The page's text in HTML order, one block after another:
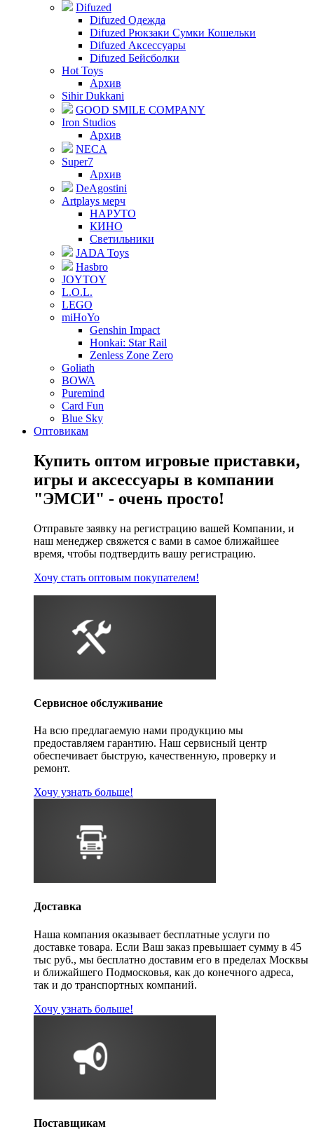
Difuzed
Difuzed Одежда
Difuzed Рюкзаки Сумки Кошельки
Difuzed Аксессуары
Difuzed Бейсболки
Hot Toys
Архив
Sihir Dukkani
GOOD SMILE COMPANY
Iron Studios
Архив
NECA
Super7
Архив
DeAgostini
Artplays мерч
НАРУТО
КИНО
Светильники
JADA Toys
Hasbro
JOYTOY
L.O.L.
LEGO
miHoYo
Genshin Impact
Honkai: Star Rail
Zenless Zone Zero
Goliath
BOWA
Puremind
Card Fun
Blue Sky
Оптовикам
Купить оптом игровые приставки,
игры и аксессуары в компании
"ЭМСИ" - очень просто!
Отправьте заявку на регистрацию вашей Компании, и
наш менеджер свяжется с вами в самое ближайшее
время, чтобы подтвердить вашу регистрацию.
Хочу стать оптовым покупателем!
Сервисное обслуживание
На всю предлагаемую нами продукцию мы
предоставляем гарантию. Наш сервисный центр
обеспечивает быструю, качественную, проверку и
ремонт.
Хочу узнать больше!
Доставка
Наша компания оказывает бесплатные услуги по
доставке товара. Если Ваш заказ превышает сумму в 45
тыс руб., мы бесплатно доставим его в пределах Москвы
и ближайшего Подмосковья, как до конечного адреса,
так и до транспортных компаний.
Хочу узнать больше!
Поставщикам